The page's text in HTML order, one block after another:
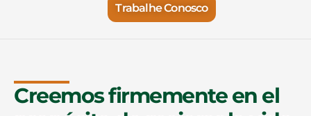
Trabalhe Conosco
Creemos firmemente en el